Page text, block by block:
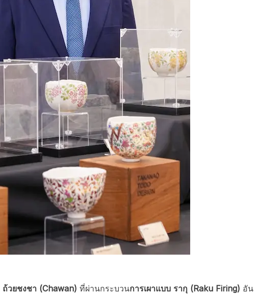
ถ้วยชงชา (Chawan) ที่ผ่านกระบวนการเผาแบบ รากุ (Raku Firing) อัน